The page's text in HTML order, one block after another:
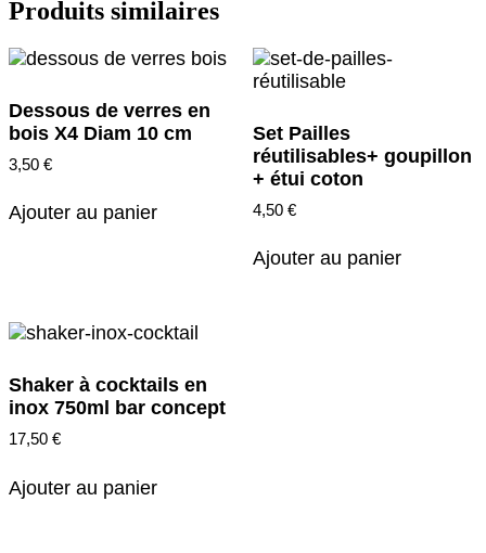
4
Produits similaires
Dessous de verres en
bois X4 Diam 10 cm
3,50 €
Ajouter au panier
Set Pailles
réutilisables+ goupillon
+ étui coton
4,50 €
Ajouter au panier
Shaker à cocktails en
inox 750ml bar concept
17,50 €
Ajouter au panier